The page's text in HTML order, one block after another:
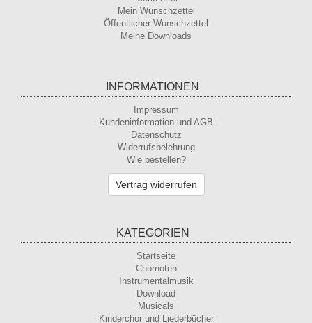
Mein Wunschzettel
Öffentlicher Wunschzettel
Meine Downloads
INFORMATIONEN
Impressum
Kundeninformation und AGB
Datenschutz
Widerrufsbelehrung
Wie bestellen?
Vertrag widerrufen
KATEGORIEN
Startseite
Chornoten
Instrumentalmusik
Download
Musicals
Kinderchor und Liederbücher